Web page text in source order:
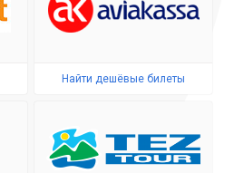
Найти дешёвые билеты